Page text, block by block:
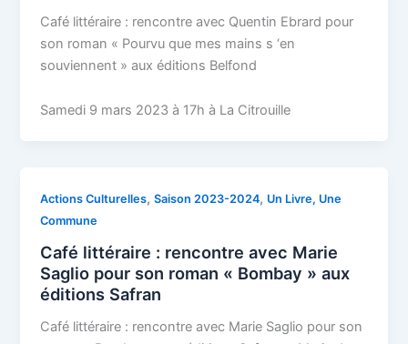
Café littéraire : rencontre avec Quentin Ebrard pour
son roman « Pourvu que mes mains s ‘en
souviennent » aux éditions Belfond
Samedi 9 mars 2023 à 17h à La Citrouille
Actions Culturelles,Saison 2023-2024, Un Livre, Une
Commune
Café littéraire : rencontre avec Marie
Saglio pour son roman « Bombay » aux
éditions Safran
Café littéraire : rencontre avec Marie Saglio pour son